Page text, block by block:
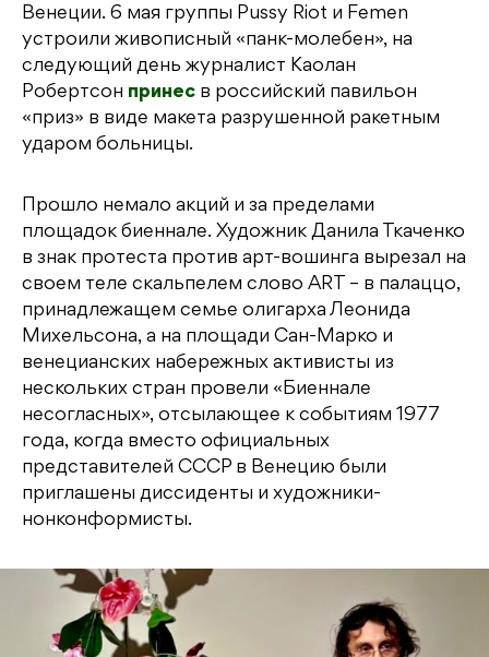
Венеции. 6 мая группы Pussy Riot и Femen
устроили живописный «панк-молебен», на
следующий день журналист Каолан
Робертсон принес в российский павильон
«приз» в виде макета разрушенной ракетным
ударом больницы.
Прошло немало акций и за пределами
площадок биеннале. Художник Данила Ткаченко
в знак протеста против арт-вошинга вырезал на
своем теле скальпелем слово ART – в палаццо,
принадлежащем семье олигарха Леонида
Михельсона, а на площади Сан-Марко и
венецианских набережных активисты из
нескольких стран провели «Биеннале
несогласных», отсылающее к событиям 1977
года, когда вместо официальных
представителей СССР в Венецию были
приглашены диссиденты и художники-
нонконформисты.